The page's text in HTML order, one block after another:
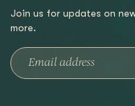
Join us for updates on
more.